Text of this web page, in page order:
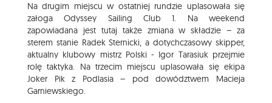
Na drugim miejscu w ostatniej rundzie uplasowała się
załoga Odyssey Sailing Club 1. Na weekend
zapowiadana jest tutaj także zmiana w składzie – za
sterem stanie Radek Sternicki, a dotychczasowy skipper,
aktualny klubowy mistrz Polski - Igor Tarasiuk przejmie
rolę taktyka. Na trzecim miejscu uplasowała się ekipa
Joker Pik z Podlasia – pod dowództwem Macieja
Garniewskiego.